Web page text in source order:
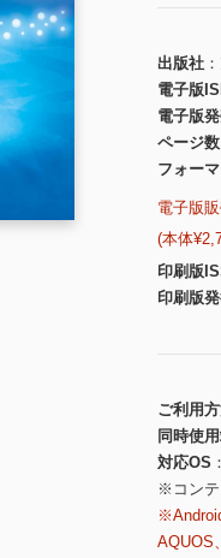
出版社
電子版
電子版発
ページ数
フォー
電子版
(本体
印刷版
印刷版
ご利用
同時使
対応OS
※コンテ
AQUOS